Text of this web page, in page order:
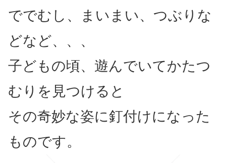
ででむし、まいまい、つぶりな
どなど、、、
子どもの頃、遊んでいてかたつ
むりを見つけると
その奇妙な姿に釘付けになった
ものです。